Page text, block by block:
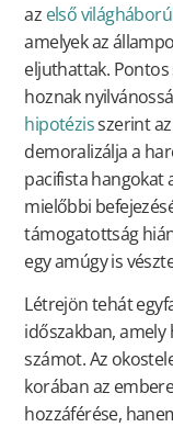
az első
amelyek az
eljuthattak.
hoznak
hipotézisszerint
demoralizálja a
pacifista hangokat
mielőbbi
támogatottság
egy amúgy is
Létrejön tehát
időszakban,
számot. Az
korában az
hozzáférése,